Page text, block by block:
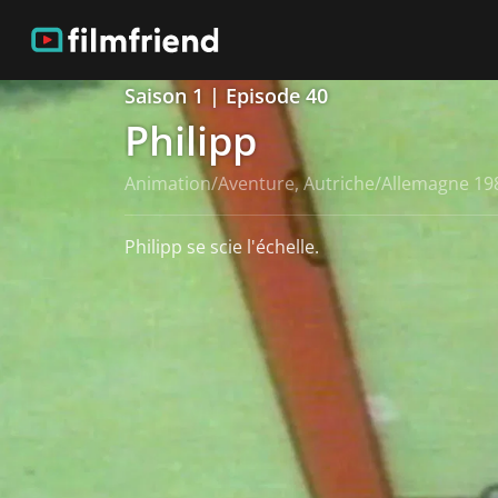
Saison 1 | Episode 40
Philipp
Animation/Aventure, Autriche/Allemagne
Philipp se scie l'échelle.